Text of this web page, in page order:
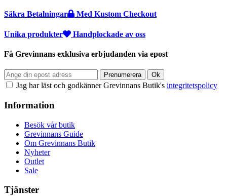
Säkra Betalningar Med Kustom Checkout
Unika produkter Handplockade av oss
Få Grevinnans exklusiva erbjudanden via epost
Jag har läst och godkänner Grevinnans Butik's integritetspolicy
Information
Besök vår butik
Grevinnans Guide
Om Grevinnans Butik
Nyheter
Outlet
Sale
Tjänster